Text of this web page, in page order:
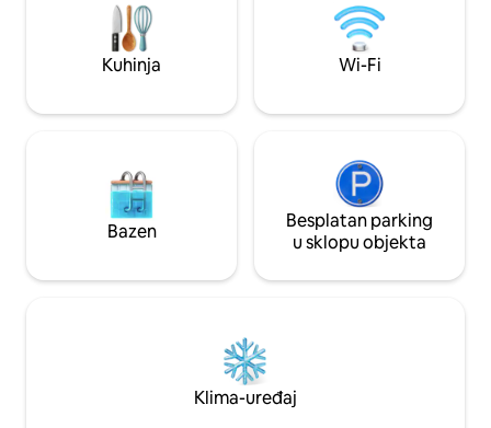
Smješten na mirnoj lokaciji u četvrti s
obrtničkim radnjama, 3 minute od
trgovina u La Jarrieu. Udobna baza za
istraživanje regije
Kuhinja Wi-Fi
Bazen
Besplatan parking
u sklopu objekta
Klima-uređaj